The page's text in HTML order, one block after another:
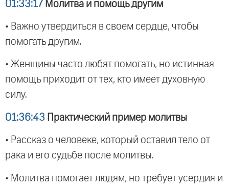
01:33:17 Молитва и помощь другим
• Важно утвердиться в своем сердце, чтобы
помогать другим.
• Женщины часто любят помогать, но истинная
помощь приходит от тех, кто имеет духовную
силу.
01:36:43 Практический пример молитвы
• Рассказ о человеке, который оставил тело от
рака и его судьбе после молитвы.
• Молитва помогает людям, но требует усердия и